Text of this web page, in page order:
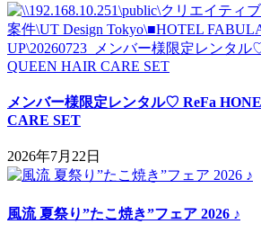
メンバー様限定レンタル♡ ReFa
CARE SET
2026年7月22日
風流 夏祭り”たこ焼き”フェア 2026 ♪